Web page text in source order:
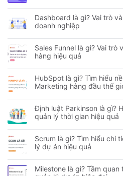
Dashboard là gì? Vai trò
doanh nghiệp
Sales Funnel là gì? Vai
hàng hiệu quả
HubSpot là gì? Tìm hiểu
Marketing hàng đầu thế
Định luật Parkinson là gì?
quản lý thời gian hiệu quả
Scrum là gì? Tìm hiểu chi
lý dự án hiệu quả
Milestone là gì? Tầm